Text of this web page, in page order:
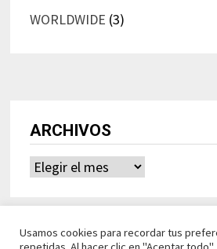
WORLDWIDE (3)
ARCHIVOS
Archivos
Usamos cookies para recordar tus